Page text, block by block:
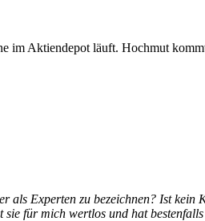
im Aktiendepot läuft. Hochmut
als Experten zu bezeichnen? Ist
für mich wertlos und hat